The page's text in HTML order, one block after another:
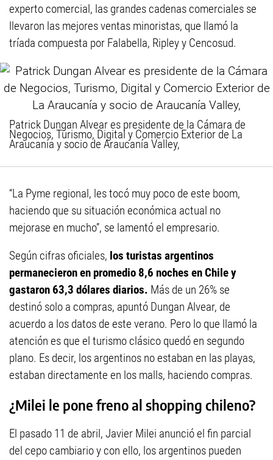
experto comercial, las grandes cadenas comerciales se
llevaron las mejores ventas minoristas, que llamó la
tríada compuesta por Falabella, Ripley y Cencosud.
Patrick Dungan Alvear es presidente de la Cámara de
Negocios, Turismo, Digital y Comercio Exterior de La
Araucanía y socio de Araucanía Valley,
“La Pyme regional, les tocó muy poco de este boom,
haciendo que su situación económica actual no
mejorase en mucho”, se lamentó el empresario.
Según cifras oficiales, los turistas argentinos
permanecieron en promedio 8,6 noches en Chile y
gastaron 63,3 dólares diarios. Más de un 26% se
destinó solo a compras, apuntó Dungan Alvear, de
acuerdo a los datos de este verano. Pero lo que llamó la
atención es que el turismo clásico quedó en segundo
plano. Es decir, los argentinos no estaban en las playas,
estaban directamente en los malls, haciendo compras.
¿Milei le pone freno al shopping chileno?
El pasado 11 de abril, Javier Milei anunció el fin parcial
del cepo cambiario y con ello, los argentinos pueden